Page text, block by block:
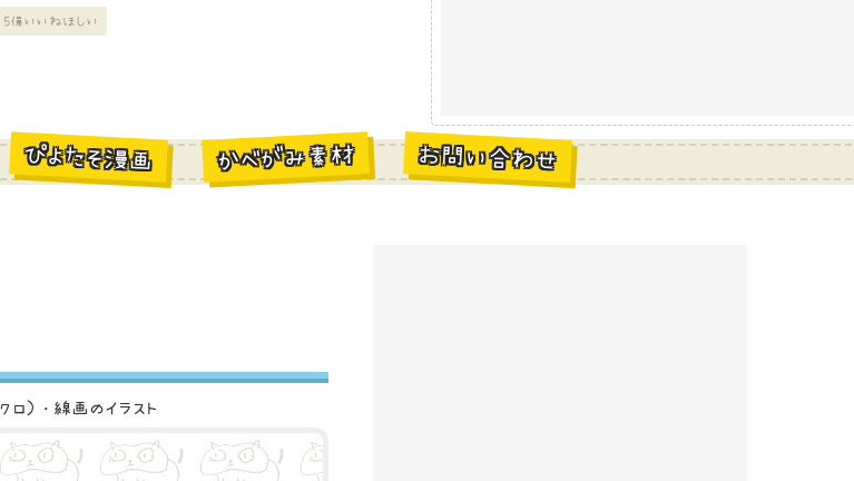
5億いいねほしい
ぴよたそ漫画 かべがみ素材 お問い合わせ
ロ）・線画のイラスト